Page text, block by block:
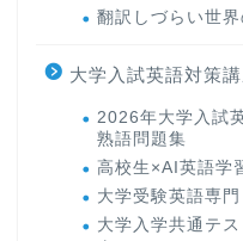
翻訳しづらい世
大学入試英語対策
2026年大学入試
熟語問題集
高校生×AI英語学
大学受験英語専門
大学入学共通テ